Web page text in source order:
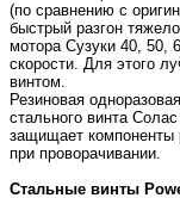
(по сравнению с
быстрый разгон
мотора Сузуки 40, 50,
скорости. Для этого
винтом.
Резиновая
стального винта
защищает компоненты
при проворачивании.
Стальные винты